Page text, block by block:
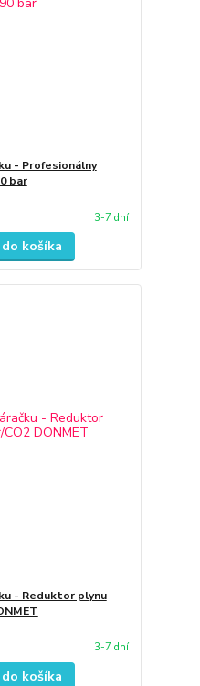
- Profesionálny
bar
3-7 dní
košíka
- Reduktor plynu
3-7 dní
košíka